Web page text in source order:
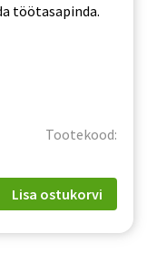
töötasapinda.
Tootekood:
Lisa ostukorvi